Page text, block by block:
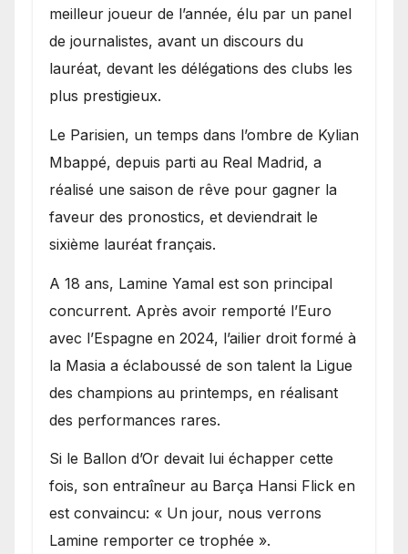
meilleur joueur de l’année, élu par un panel
de journalistes, avant un discours du
lauréat, devant les délégations des clubs les
plus prestigieux.
Le Parisien, un temps dans l’ombre de Kylian
Mbappé, depuis parti au Real Madrid, a
réalisé une saison de rêve pour gagner la
faveur des pronostics, et deviendrait le
sixième lauréat français.
A 18 ans, Lamine Yamal est son principal
concurrent. Après avoir remporté l’Euro
avec l’Espagne en 2024, l’ailier droit formé à
la Masia a éclaboussé de son talent la Ligue
des champions au printemps, en réalisant
des performances rares.
Si le Ballon d’Or devait lui échapper cette
fois, son entraîneur au Barça Hansi Flick en
est convaincu: « Un jour, nous verrons
Lamine remporter ce trophée ».